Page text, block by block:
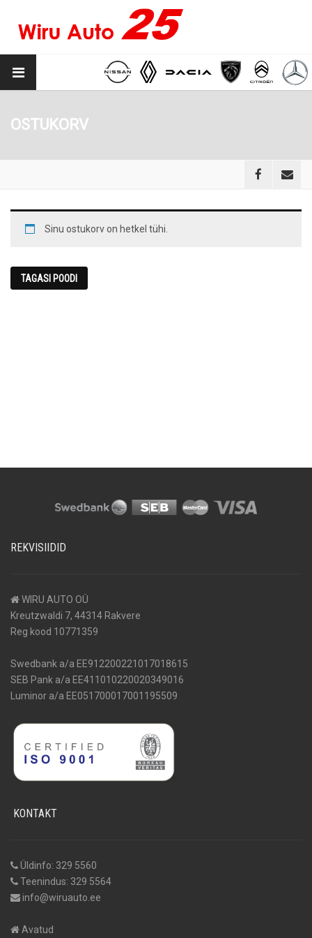
OSTUKORV
Sinu ostukorv on hetkel tühi.
TAGASI POODI
REKVISIIDID
WIRU AUTO OÜ
Kreutzwaldi 7, 44314 Rakvere
Reg kood 10771359
Swedbank a/a EE912200221017018615
SEB Pank a/a EE411010220020349016
Luminor a/a EE051700017001195509
KONTAKT
Üldinfo: 329 5560
Teenindus: 329 5564
info@wiruauto.ee
Avatud